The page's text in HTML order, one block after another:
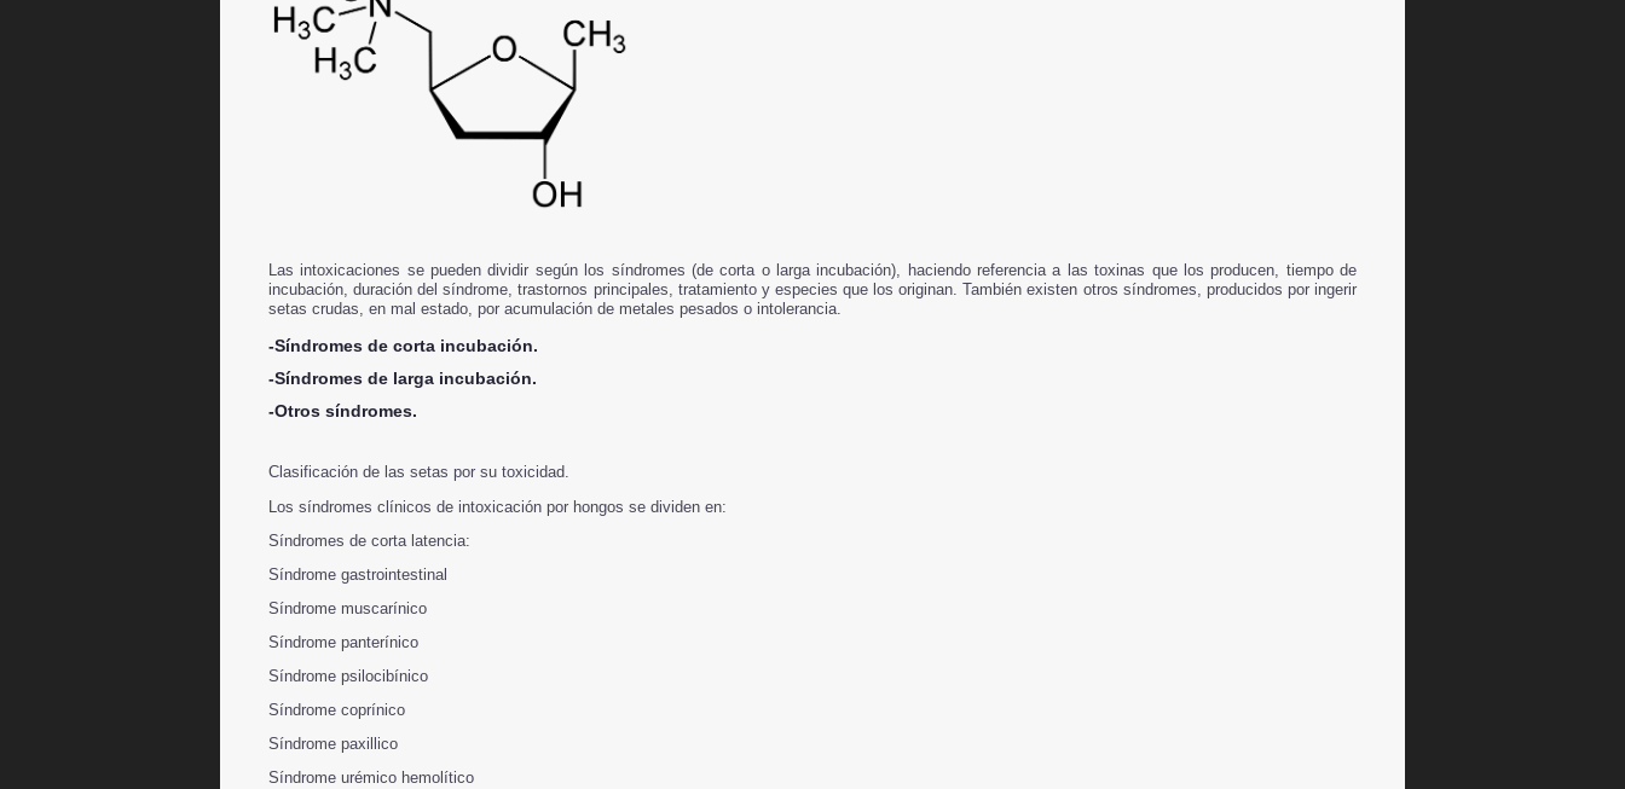
Las intoxicaciones se pueden dividir según los síndromes (de corta o larga incubación), haciendo referencia a las toxinas que los producen, tiempo de
incubación, duración del síndrome, trastornos principales, tratamiento y especies que los originan. También existen otros síndromes, producidos por ingerir
setas crudas, en mal estado, por acumulación de metales pesados o intolerancia.
-Síndromes de corta incubación.
-Síndromes de larga incubación.
-Otros síndromes.
Clasificación de las setas por su toxicidad.
Los síndromes clínicos de intoxicación por hongos se dividen en:
Síndromes de corta latencia:
Síndrome gastrointestinal
Síndrome muscarínico
Síndrome panterínico
Síndrome psilocibínico
Síndrome coprínico
Síndrome paxillico
Síndrome urémico hemolítico